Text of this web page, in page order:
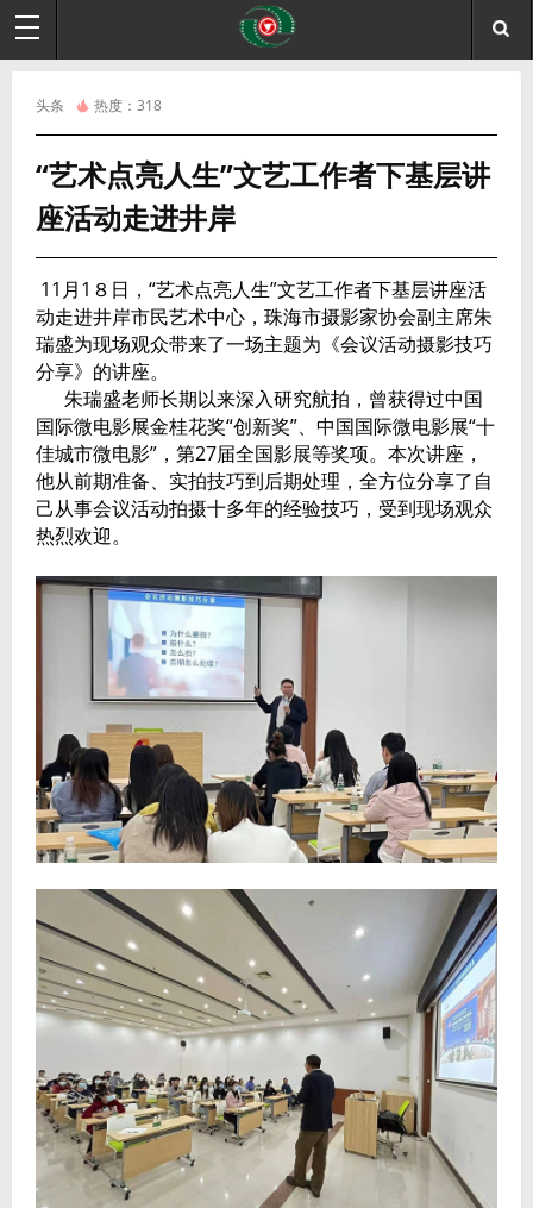
头条 热度： 318
“艺术点亮人生”文艺工作者下基层讲
座活动走进井岸
11月1８日，“艺术点亮人生”文艺工作者下基层讲座活
动走进井岸市民艺术中心，珠海市摄影家协会副主席朱
瑞盛为现场观众带来了一场主题为《会议活动摄影技巧
分享》的讲座。
朱瑞盛老师长期以来深入研究航拍，曾获得过中国
国际微电影展金桂花奖“创新奖”、中国国际微电影展“十
佳城市微电影”，第27届全国影展等奖项。本次讲座，
他从前期准备、实拍技巧到后期处理，全方位分享了自
己从事会议活动拍摄十多年的经验技巧，受到现场观众
热烈欢迎。